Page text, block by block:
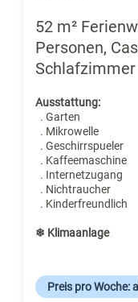
52 m²
Personen,
Schlafzimmer
Ausstattung:
. Garten
. Mikrowelle
. Geschirrspueler
. Kaffeemaschine
. Internetzugang
. Nichtraucher
. Kinderfreundlich
❄ Klimaanlage
Preis pro Woche: